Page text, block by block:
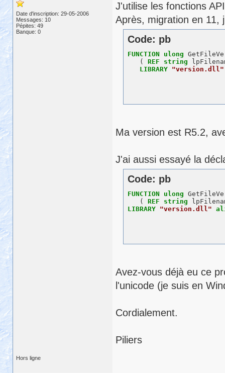
Date d'inscription: 29-05-2006
Messages: 10
Pépites: 49
Banque: 0
J'utilise les fonctions
Après, migration en 11,
Code: pb
FUNCTION ulong
   (
REF string
LIBRARY "version.dll"
Ma version est R5.2,
J'ai aussi essayé la
Code: pb
FUNCTION ulong
   (
REF string
LIBRARY "version.dll"
Avez-vous déjà eu ce
l'unicode (je suis en
Cordialement.
Piliers
Hors ligne